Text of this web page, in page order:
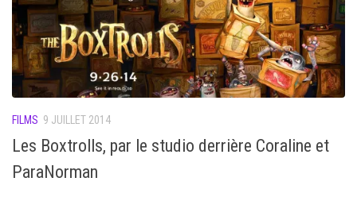
FILMS 9 JUILLET 2014
Les Boxtrolls, par le studio derrière Coraline et
ParaNorman